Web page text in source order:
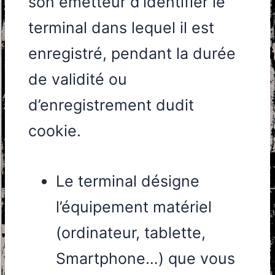
terminal dans lequel il est
enregistré, pendant la durée
de validité ou
d’enregistrement dudit
cookie.
Le terminal désigne
l’équipement matériel
(ordinateur, tablette,
Smartphone…) que vous